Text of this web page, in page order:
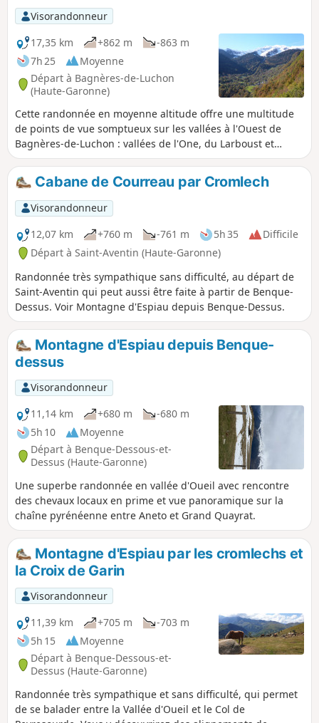
Visorandonneur
17,35 km
+862 m
-863 m
7h 25
Moyenne
Départ à Bagnères-de-Luchon
(Haute-Garonne)
Cette randonnée en moyenne altitude offre une multitude
de points de vue somptueux sur les vallées à l'Ouest de
Bagnères-de-Luchon : vallées de l'One, du Larboust et
d'Oueil. De quoi combler tout randonneur, sans oublier les
petits villages traversés, joliment restaurés, au patrimoine
architectural religieux de premier ordre. Un peu de
goudron vite occulté par la beauté de la nature et des
paysages environnants.
Cabane de Courreau par Cromlech
Visorandonneur
12,07 km
+760 m -761 m 5h 35
Difficile
Départ à Saint-Aventin (Haute-Garonne)
Randonnée très sympathique sans difficulté, au départ de
Saint-Aventin qui peut aussi être faite à partir de Benque-
Dessus. Voir Montagne d'Espiau depuis Benque-Dessus.
Montagne d'Espiau depuis Benque-
dessus
Visorandonneur
11,14 km
+680 m
-680 m
5h 10
Moyenne
Départ à Benque-Dessous-et-
Dessus (Haute-Garonne)
Une superbe randonnée en vallée d'Oueil avec rencontre
des chevaux locaux en prime et vue panoramique sur la
chaîne pyrénéenne entre Aneto et Grand Quayrat.
Montagne d'Espiau par les cromlechs et
la Croix de Garin
Visorandonneur
11,39 km
+705 m
-703 m
5h 15
Moyenne
Départ à Benque-Dessous-et-
Dessus (Haute-Garonne)
Randonnée très sympathique et sans difficulté, qui permet
de se balader entre la Vallée d'Oueil et le Col de